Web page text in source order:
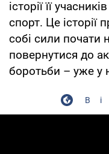
історії її
спорт. Це історії
собі сили почати
повернутися до
боротьби – уже у